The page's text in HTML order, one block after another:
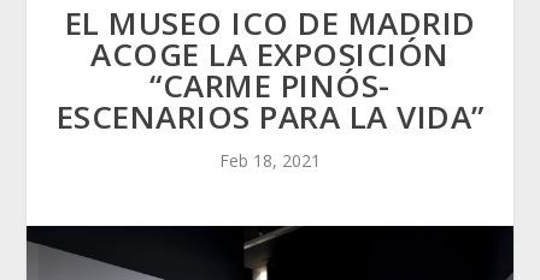
EL MUSEO ICO DE MADRID
ACOGE LA EXPOSICIÓN
“CARME PINÓS-
ESCENARIOS PARA LA VIDA”
Feb 18, 2021